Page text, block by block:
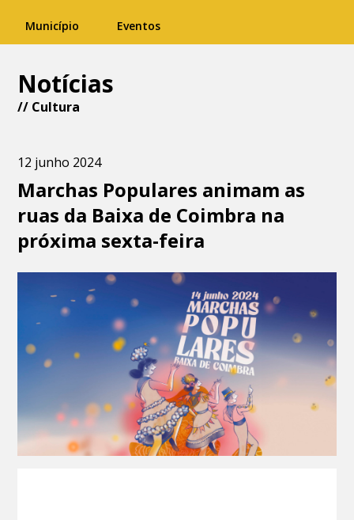
Município Eventos
Notícias
// Cultura
12 junho 2024
Marchas Populares animam as
ruas da Baixa de Coimbra na
próxima sexta-feira